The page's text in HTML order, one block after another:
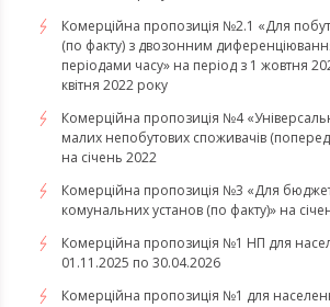
Комерційна пропозиція №2.1 «Для
(по факту) з двозонним
періодами часу» на період з 1 жовтня
квітня 2022 року
Комерційна пропозиція №4
малих непобутових споживачів
на січень 2022
Комерційна пропозиція №3 «Для
комунальних установ (по факту)» на
Комерційна пропозиція №1 НП для
01.11.2025 по 30.04.2026
Комерційна пропозиція №1 для